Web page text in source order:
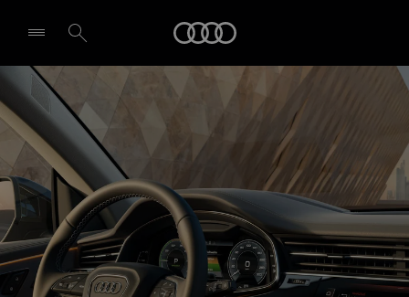
Pasirinkti atstovybę
Technologijos ir skaitmeninimas